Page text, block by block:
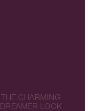
THE CHARMING
DREAMER LOOK